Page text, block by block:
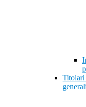
Titolari